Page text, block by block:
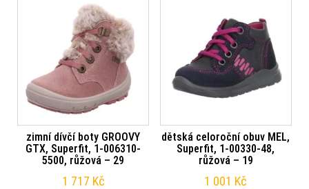
zimní dívčí boty GROOVY
GTX, Superfit, 1-006310-
5500, růžová – 29
1 717 Kč
dětská celoroční obuv MEL,
Superfit, 1-00330-48,
růžová – 19
1 001 Kč